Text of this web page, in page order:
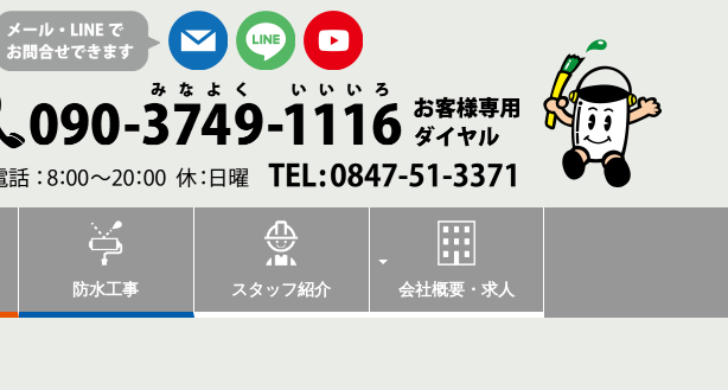
防水工事 スタッフ紹介 会社概要・求人